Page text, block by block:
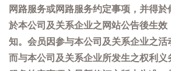
网路服务或网路服务约定事项，并得於
於本公司及关系企业之网站公告後生效
知。会员因参与本公司及关系企业之活
而与本公司及关系企业所发生之权利义